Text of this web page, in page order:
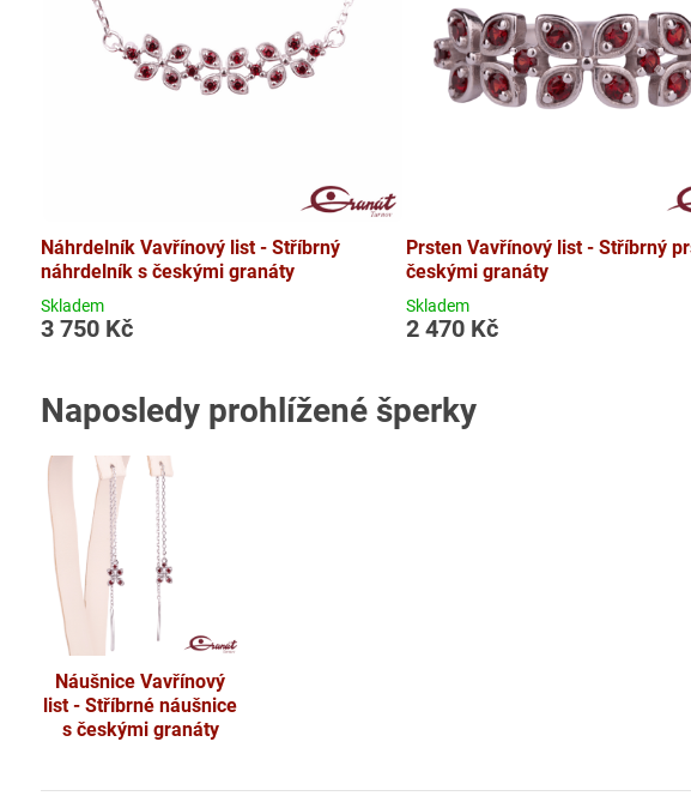
Náhrdelník Vavřínový list - Stříbrný
náhrdelník s českými granáty
Skladem
3 750 Kč
Prsten Vavřínový list - Stříbrný
českými granáty
Skladem
2 470 Kč
Naposledy prohlížené šperky
Náušnice Vavřínový
list - Stříbrné náušnice
s českými granáty